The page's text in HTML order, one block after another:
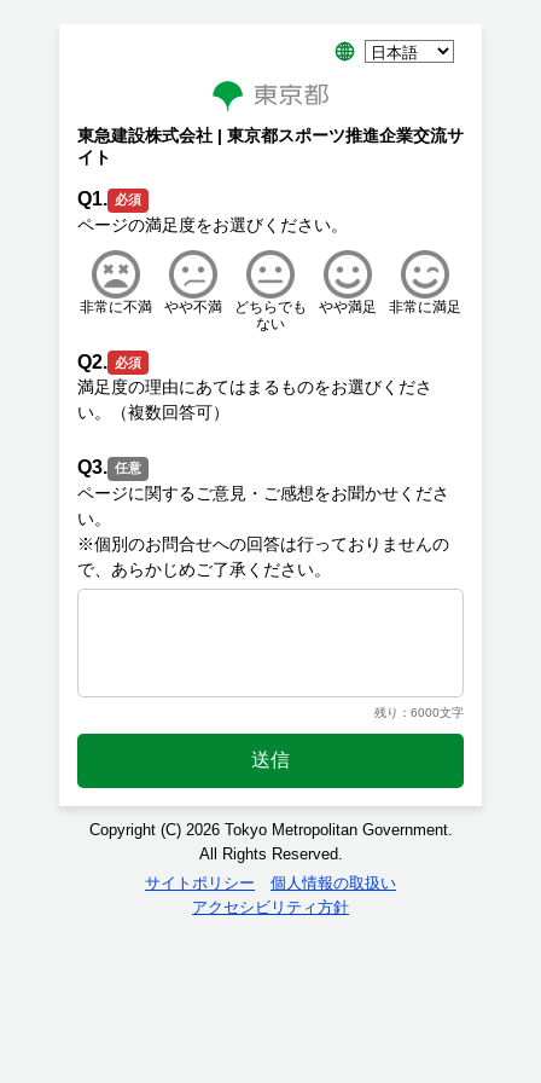
東急建設株式会社 | 東京都スポーツ推進企業交流サ
イト
Q1. 必須
非常に不満 やや不満
どちらでも
ない
やや満足 非常に満足
Q2. 必須
満足度の理由にあてはまるものをお選びくださ
Q3. 任意
ページに関するご意見・ご感想をお聞かせくださ
い。
※個別のお問合せへの回答は行っておりませんの
残り：6000文字
送信
Copyright (C) 2026 Tokyo Metropolitan Government.
All Rights Reserved.
サイトポリシー
個人情報の取扱い
アクセシビリティ方針